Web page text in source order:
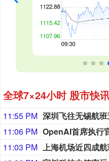
全球7×24小时 股市快
11:55 PM
11:06 PM
11:03 PM 上海机场近四成